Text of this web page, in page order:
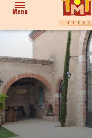
Menu
ACCUEIL
VENTES
PROPRIÉTÉ/CHARME
MAISON